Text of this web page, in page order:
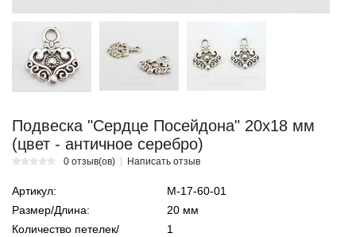
Подвеска "Сердце Посейдона" 20х18 мм
(цвет - античное серебро)
0 отзыв(ов) Написать отзыв
Артикул:
М-17-60-01
Размер/Длина:
20 мм
Количество петелек/
1